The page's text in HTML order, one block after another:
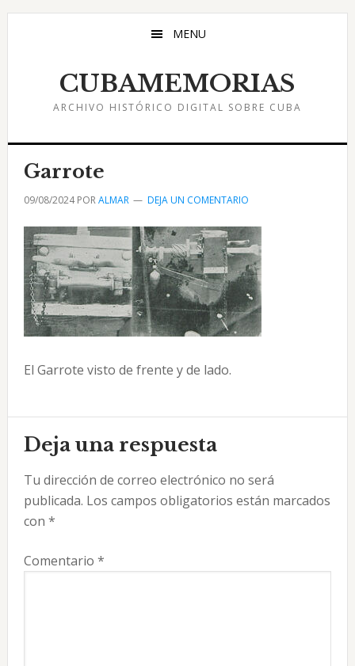
Saltar
Saltar
Saltar
MENU
CUBAMEMORIAS
ARCHIVO HISTÓRICO DIGITAL SOBRE CUBA
Garrote
09/08/2024PORALMAR DEJA UN COMENTARIO
El Garrote visto de frente y de lado.
Interacciones
con
los
lectores
Deja una respuesta
Tu dirección de correo electrónico no será
publicada. Los campos obligatorios están marcados
con *
Comentario *